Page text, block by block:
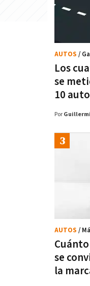
Los
se
10
AUTOS /
Por
Cuánto
se
la
AUTOS /